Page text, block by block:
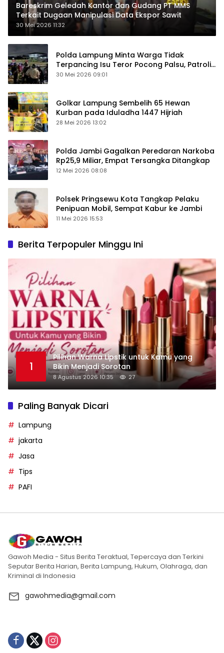
Bareskrim Geledah Kantor dan Gudang PT MMS
Terkait Dugaan Manipulasi Data Ekspor Sawit
30 Mei 2026 11:32
Polda Lampung Minta Warga Tidak
Terpancing Isu Teror Pocong Palsu, Patroli
Keamanan Ditingkatkan
30 Mei 2026 09:01
Golkar Lampung Sembelih 65 Hewan
Kurban pada Iduladha 1447 Hijriah
28 Mei 2026 13:02
Polda Jambi Gagalkan Peredaran Narkoba
Rp25,9 Miliar, Empat Tersangka Ditangkap
12 Mei 2026 08:08
Polsek Pringsewu Kota Tangkap Pelaku
Penipuan Mobil, Sempat Kabur ke Jambi
11 Mei 2026 15:53
Berita Terpopuler Minggu Ini
1
Pilihan Warna Lipstik untuk Kamu yang
Bikin Menjadi Sorotan
8 Agustus 2026 10:35 27
Paling Banyak Dicari
Lampung
jakarta
Jasa
Tips
PAFI
Gawoh Media - Situs Berita Teraktual, Tepercaya dan Terkini
Seputar Berita Harian, Berita Lampung, Hukum, Olahraga, dan
Kriminal di Indonesia
gawohmedia@gmail.com